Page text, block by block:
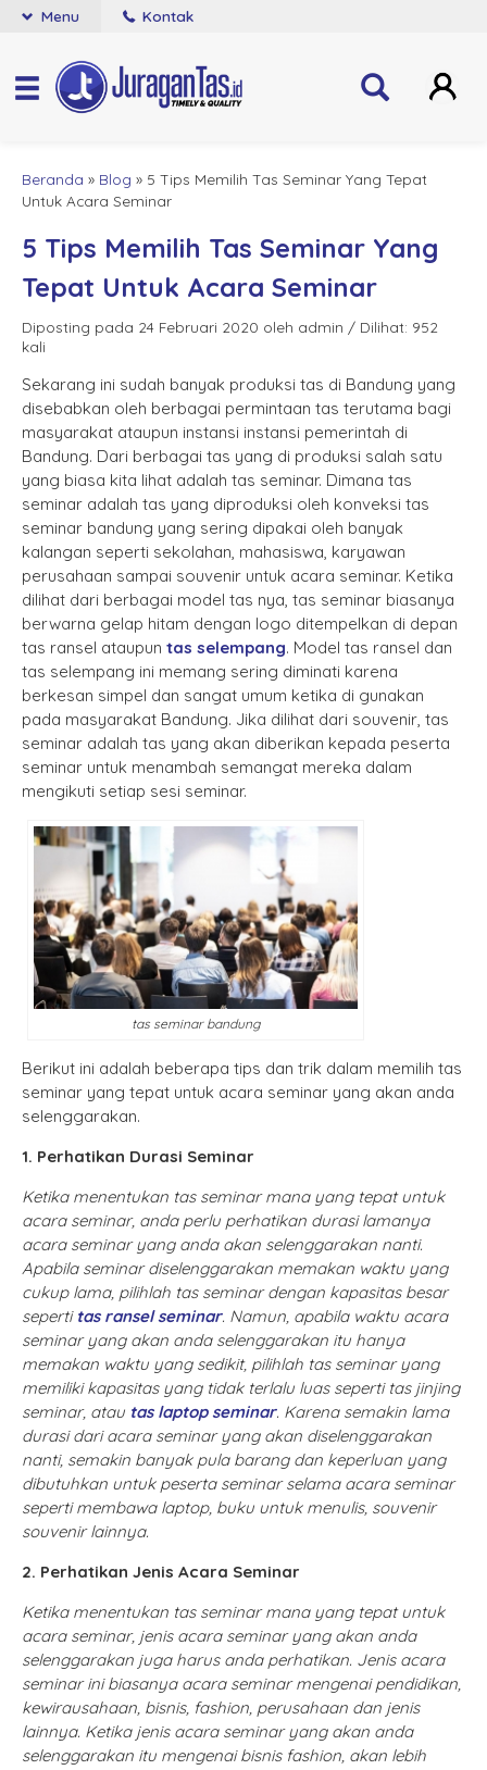
Menu Kontak
Beranda » Blog » 5 Tips Memilih Tas Seminar Yang Tepat
Untuk Acara Seminar
5 Tips Memilih Tas Seminar Yang
Tepat Untuk Acara Seminar
Diposting pada 24 Februari 2020 oleh admin / Dilihat: 952
kali
Sekarang ini sudah banyak produksi tas di Bandung yang
disebabkan oleh berbagai permintaan tas terutama bagi
masyarakat ataupun instansi instansi pemerintah di
Bandung. Dari berbagai tas yang di produksi salah satu
yang biasa kita lihat adalah tas seminar. Dimana tas
seminar adalah tas yang diproduksi oleh konveksi tas
seminar bandung yang sering dipakai oleh banyak
kalangan seperti sekolahan, mahasiswa, karyawan
perusahaan sampai souvenir untuk acara seminar. Ketika
dilihat dari berbagai model tas nya, tas seminar biasanya
berwarna gelap hitam dengan logo ditempelkan di depan
tas ransel ataupun tas selempang. Model tas ransel dan
tas selempang ini memang sering diminati karena
berkesan simpel dan sangat umum ketika di gunakan
pada masyarakat Bandung. Jika dilihat dari souvenir, tas
seminar adalah tas yang akan diberikan kepada peserta
seminar untuk menambah semangat mereka dalam
mengikuti setiap sesi seminar.
tas seminar bandung
Berikut ini adalah beberapa tips dan trik dalam memilih tas
seminar yang tepat untuk acara seminar yang akan anda
selenggarakan.
1. Perhatikan Durasi Seminar
Ketika menentukan tas seminar mana yang tepat untuk
acara seminar, anda perlu perhatikan durasi lamanya
acara seminar yang anda akan selenggarakan nanti.
Apabila seminar diselenggarakan memakan waktu yang
cukup lama, pilihlah tas seminar dengan kapasitas besar
seperti tas ransel seminar. Namun, apabila waktu acara
seminar yang akan anda selenggarakan itu hanya
memakan waktu yang sedikit, pilihlah tas seminar yang
memiliki kapasitas yang tidak terlalu luas seperti tas jinjing
seminar, atau tas laptop seminar. Karena semakin lama
durasi dari acara seminar yang akan diselenggarakan
nanti, semakin banyak pula barang dan keperluan yang
dibutuhkan untuk peserta seminar selama acara seminar
seperti membawa laptop, buku untuk menulis, souvenir
souvenir lainnya.
2. Perhatikan Jenis Acara Seminar
Ketika menentukan tas seminar mana yang tepat untuk
acara seminar, jenis acara seminar yang akan anda
selenggarakan juga harus anda perhatikan. Jenis acara
seminar ini biasanya acara seminar mengenai pendidikan,
kewirausahaan, bisnis, fashion, perusahaan dan jenis
lainnya. Ketika jenis acara seminar yang akan anda
selenggarakan itu mengenai bisnis fashion, akan lebih